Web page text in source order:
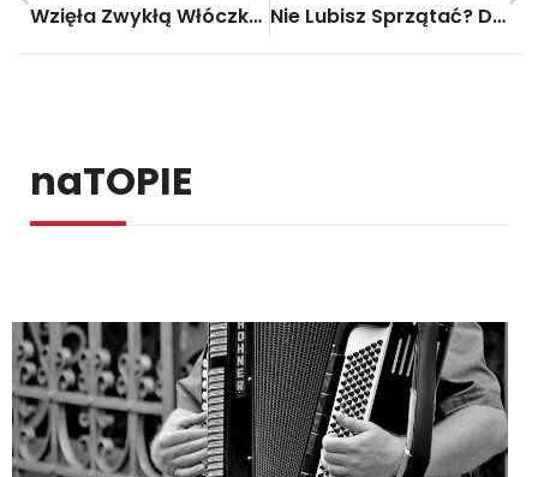
Wzięła Zwykłą Włóczkę I Zrobiła Z Nich Coś Niesamowitego! Nie Lubisz Sprzątać? Dzięki Tym Trikom Sprzątanie Stanie Się Dużo Prostsze!
naTOPIE